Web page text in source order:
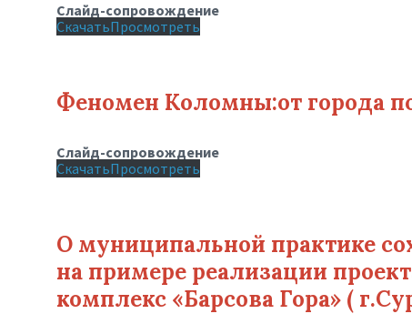
Слайд-сопровождение
СкачатьПросмотреть
Феномен Коломны:от города
Слайд-сопровождение
СкачатьПросмотреть
О муниципальной практике
на примере реализации
комплекс «Барсова Гора» (